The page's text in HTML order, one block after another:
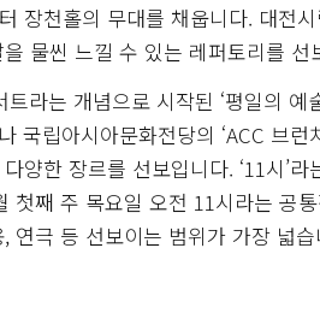
장천홀의 무대를 채웁니다. 대전
물씬 느낄 수 있는 레퍼토리를 선
트라는 개념으로 시작된 ‘평일의
국립아시아문화전당의 ‘ACC 브
양한 장르를 선보입니다. ‘11시’
첫째 주 목요일 오전 11시라는 공
연극 등 선보이는 범위가 가장 넓습